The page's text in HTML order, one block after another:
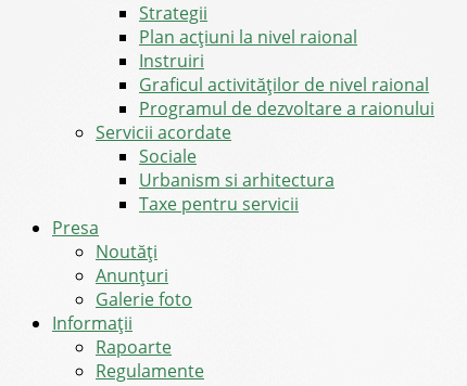
Strategii
Plan acțiuni la nivel raional
Instruiri
Graficul activităților de nivel raional
Programul de dezvoltare a raionului
Servicii acordate
Sociale
Urbanism si arhitectura
Taxe pentru servicii
Presa
Noutăţi
Anunţuri
Galerie foto
Informații
Rapoarte
Regulamente